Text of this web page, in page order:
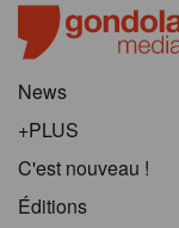
News
+PLUS
C'est nouveau !
Éditions